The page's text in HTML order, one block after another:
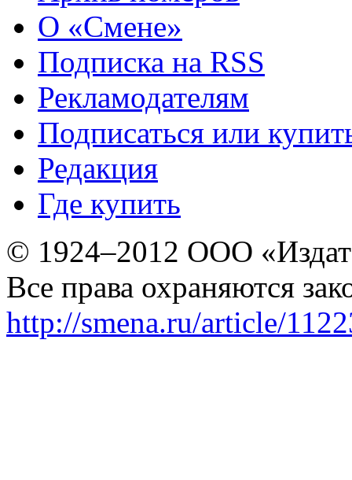
О «Смене»
Подписка на RSS
Рекламодателям
Подписаться или
Редакция
Где купить
© 1924–2012 ООО
Все права охраняются
http://smena.ru/article/